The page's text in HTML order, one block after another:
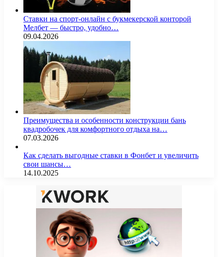
Ставки на спорт-онлайн с букмекерской конторой
Мелбет — быстро, удобно…
09.04.2026
Преимущества и особенности конструкции бань
квадробочек для комфортного отдыха на…
07.03.2026
Как сделать выгодные ставки в Фонбет и увеличить
свои шансы…
14.10.2025